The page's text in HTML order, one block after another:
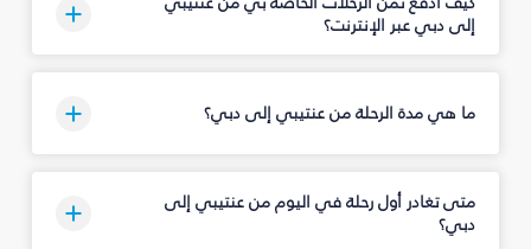
إلى دبي عبر الإنترنت؟
ما هي مدة الرحلة من عنتيبي إلى دبي؟
متى تغادر أول رحلة في اليوم من عنتيبي إلى
دبي؟